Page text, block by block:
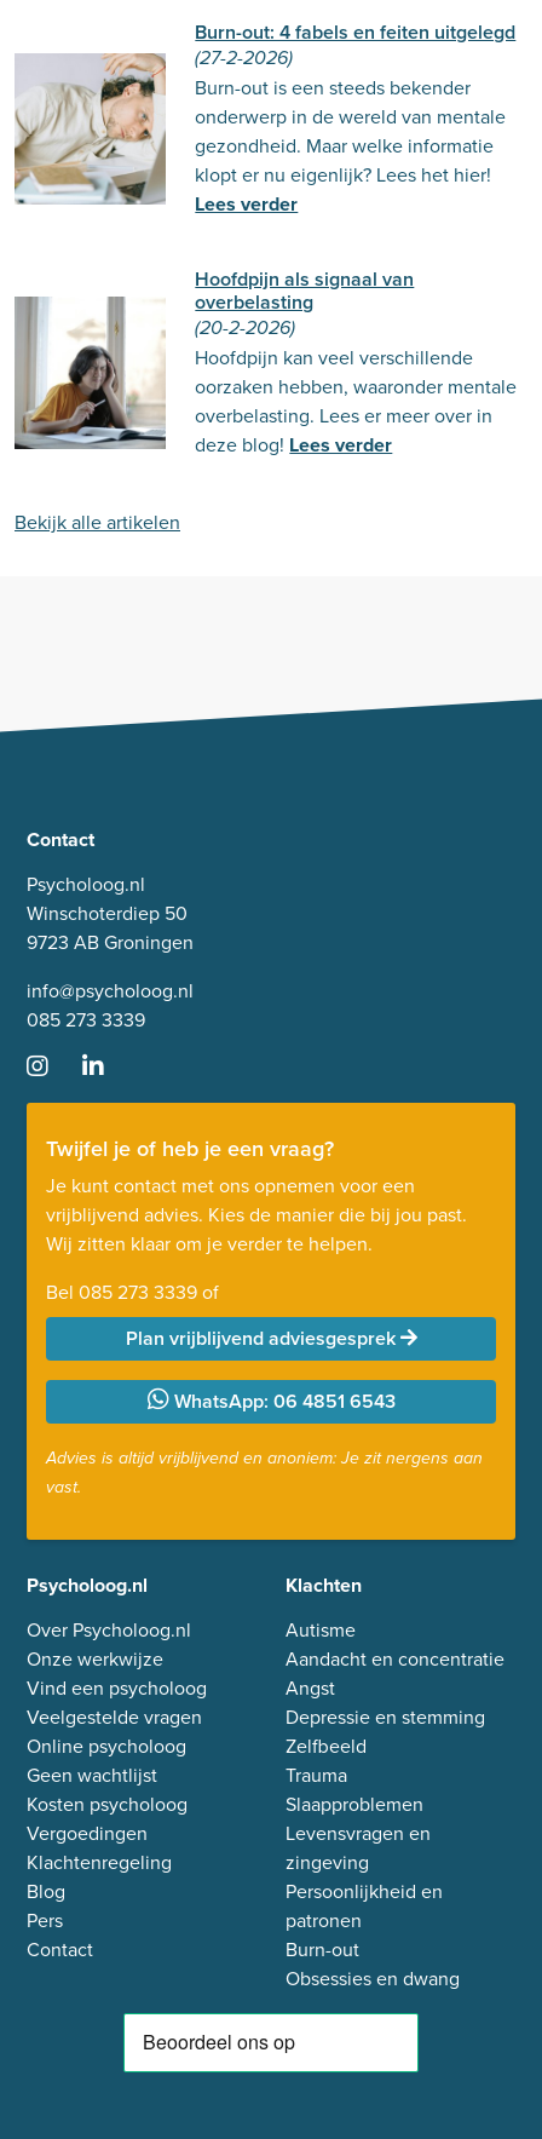
Burn-out: 4 fabels en feiten uitgelegd
(27-2-2026)
Burn-out is een steeds bekender
onderwerp in de wereld van mentale
gezondheid. Maar welke informatie
klopt er nu eigenlijk? Lees het hier!
Lees verder
Hoofdpijn als signaal van
overbelasting
(20-2-2026)
Hoofdpijn kan veel verschillende
oorzaken hebben, waaronder mentale
overbelasting. Lees er meer over in
deze blog! Lees verder
Bekijk alle artikelen
Contact
Psycholoog.nl
Winschoterdiep 50
9723 AB Groningen
info@psycholoog.nl
085 273 3339
Twijfel je of heb je een vraag?
Je kunt contact met ons opnemen voor een
vrijblijvend advies. Kies de manier die bij jou past.
Wij zitten klaar om je verder te helpen.
Bel 085 273 3339of
Plan vrijblijvend adviesgesprek
WhatsApp: 06 4851 6543
Advies is altijd vrijblijvend en anoniem: Je zit nergens aan
vast.
Psycholoog.nl
Over Psycholoog.nl
Onze werkwijze
Vind een psycholoog
Veelgestelde vragen
Online psycholoog
Geen wachtlijst
Kosten psycholoog
Vergoedingen
Klachtenregeling
Blog
Pers
Contact
Klachten
Autisme
Aandacht en concentratie
Angst
Depressie en stemming
Zelfbeeld
Trauma
Slaapproblemen
Levensvragen en
zingeving
Persoonlijkheid en
patronen
Burn-out
Obsessies en dwang